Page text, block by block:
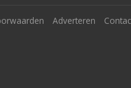
Adverteren